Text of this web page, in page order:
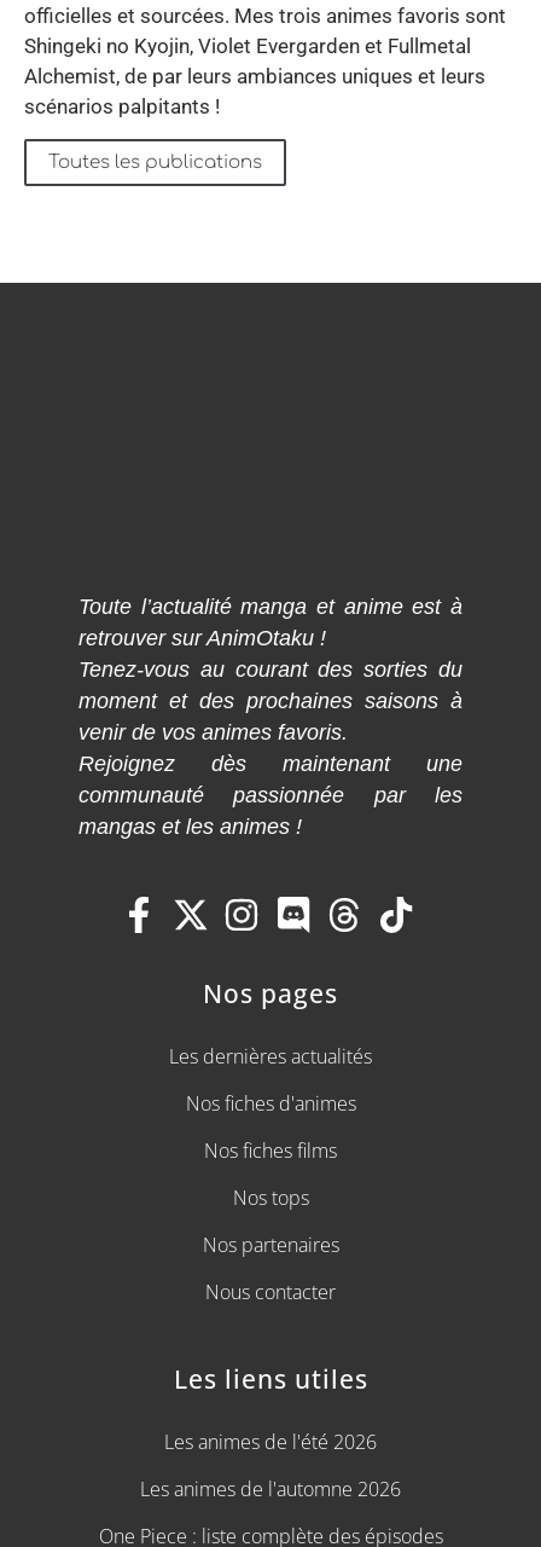
officielles et sourcées. Mes trois animes favoris sont
Shingeki no Kyojin, Violet Evergarden et Fullmetal
Alchemist, de par leurs ambiances uniques et leurs
scénarios palpitants !
Toutes les publications
Toute l’actualité manga et anime est à
retrouver sur AnimOtaku !
Tenez-vous au courant des sorties du
moment et des prochaines saisons à
venir de vos animes favoris.
Rejoignez dès maintenant une
communauté passionnée par les
mangas et les animes !
Nos pages
Les dernières actualités
Nos fiches d'animes
Nos fiches films
Nos tops
Nos partenaires
Nous contacter
Les liens utiles
Les animes de l'été 2026
Les animes de l'automne 2026
One Piece : liste complète des épisodes